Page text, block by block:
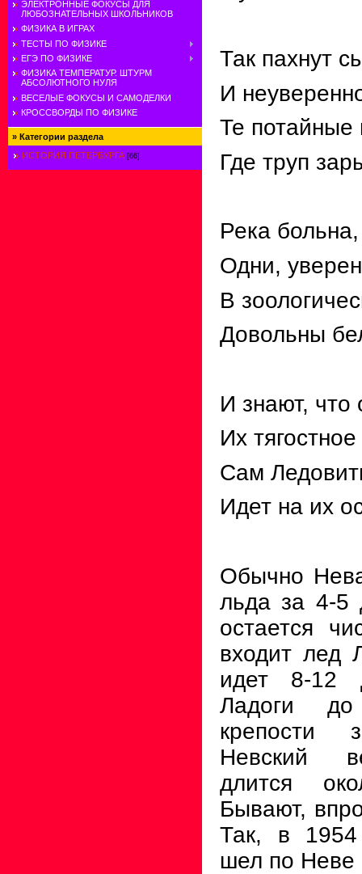
ЭЛЕКТРОННЫЕ ФОКУСЫ ДЛЯ
ЛЮБОЗНАТЕЛЬНЫХ ШКОЛЬНИКОВ
ФИЗИКА В ИГРАХ
ТЕСТЫ ПО ФИЗИКЕ
ЕГЭ ПО ФИЗИКЕ
ФИЗИКА ТЕМПЕРАТУР. ШТУРМ
АБСОЛЮТНОГО НУЛЯ
ВЕСЕЛЫЕ ФОКУСЫ И САМОДЕЛКИ
КРОССВОРДЫ ПО ФИЗИКЕ
» Категории раздела
ИСТОРИЯ ПЕТЕРБУРГА [66]
Так пахнут
И
Те потайные
Где труп
Река
Одни,
В
Довольны
И знают,
Их
Сам
Идет на их
Обычно
льда за 4-5
остается
входит лед
идет 8-12
Ладоги до
крепости
Невский
длится
Бывают,
Так, в
шел по Неве